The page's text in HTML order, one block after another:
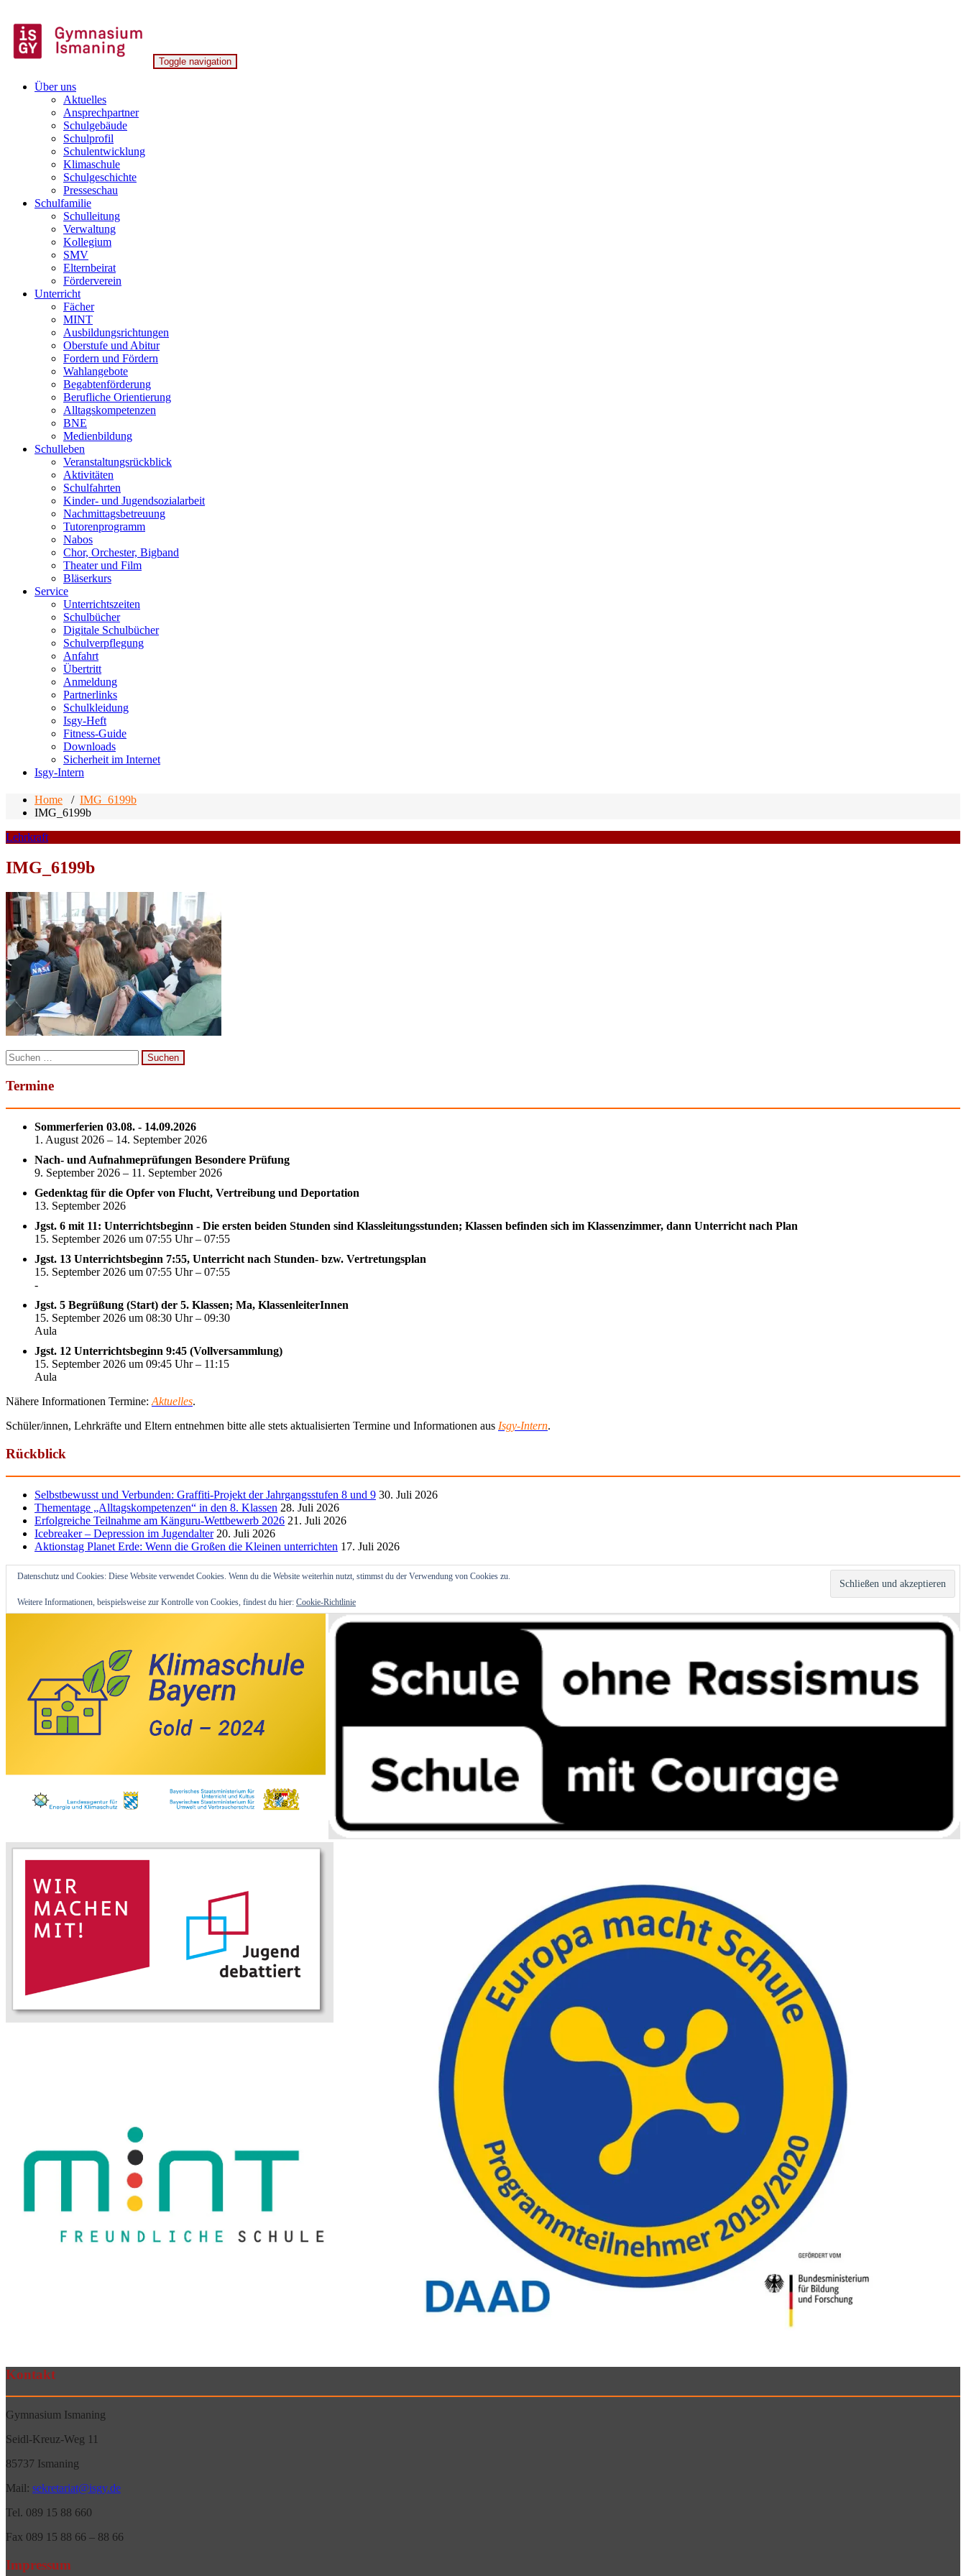
to
content
Gymnasium Ismaning
Toggle navigation
Über uns
Aktuelles
Ansprechpartner
Schulgebäude
Schulprofil
Schulentwicklung
Klimaschule
Schulgeschichte
Presseschau
Schulfamilie
Schulleitung
Verwaltung
Kollegium
SMV
Elternbeirat
Förderverein
Unterricht
Fächer
MINT
Ausbildungsrichtungen
Oberstufe und Abitur
Fordern und Fördern
Wahlangebote
Begabtenförderung
Berufliche Orientierung
Alltagskompetenzen
BNE
Medienbildung
Schulleben
Veranstaltungsrückblick
Aktivitäten
Schulfahrten
Kinder- und Jugendsozialarbeit
Nachmittagsbetreuung
Tutorenprogramm
Nabos
Chor, Orchester, Bigband
Theater und Film
Bläserkurs
Service
Unterrichtszeiten
Schulbücher
Digitale Schulbücher
Schulverpflegung
Anfahrt
Übertritt
Anmeldung
Partnerlinks
Schulkleidung
Isgy-Heft
Fitness-Guide
Downloads
Sicherheit im Internet
Isgy-Intern
Home / IMG_6199b
IMG_6199b
Lehrkraft
IMG_6199b
Suchen
nach:
Termine
Sommerferien 03.08. - 14.09.2026
1. August 2026 – 14. September 2026
Nach- und Aufnahmeprüfungen Besondere Prüfung
9. September 2026 – 11. September 2026
Gedenktag für die Opfer von Flucht, Vertreibung und Deportation
13. September 2026
Jgst. 6 mit 11: Unterrichtsbeginn - Die ersten beiden Stunden sind Klassleitungsstunden; Klassen befinden sich im Klassenzimmer, dann Unterricht nach Plan
15. September 2026 um 07:55 Uhr – 07:55
Jgst. 13 Unterrichtsbeginn 7:55, Unterricht nach Stunden- bzw. Vertretungsplan
15. September 2026 um 07:55 Uhr – 07:55
-
Jgst. 5 Begrüßung (Start) der 5. Klassen; Ma, KlassenleiterInnen
15. September 2026 um 08:30 Uhr – 09:30
Aula
Jgst. 12 Unterrichtsbeginn 9:45 (Vollversammlung)
15. September 2026 um 09:45 Uhr – 11:15
Aula
Nähere Informationen Termine: Aktuelles.
Schüler/innen, Lehrkräfte und Eltern entnehmen bitte alle stets aktualisierten Termine und Informationen aus Isgy-Intern.
Rückblick
Selbstbewusst und Verbunden: Graffiti-Projekt der Jahrgangsstufen 8 und 9 30. Juli 2026
Thementage „Alltagskompetenzen“ in den 8. Klassen 28. Juli 2026
Erfolgreiche Teilnahme am Känguru-Wettbewerb 2026 21. Juli 2026
Icebreaker – Depression im Jugendalter 20. Juli 2026
Aktionstag Planet Erde: Wenn die Großen die Kleinen unterrichten 17. Juli 2026
Datenschutz und Cookies: Diese Website verwendet Cookies. Wenn du die Website weiterhin nutzt, stimmst du der Verwendung von Cookies zu.
Weitere Informationen, beispielsweise zur Kontrolle von Cookies, findest du hier: Cookie-Richtlinie
Kontakt
Gymnasium Ismaning
Seidl-Kreuz-Weg 11
85737 Ismaning
Mail: sekretariat@isgy.de
Tel. 089 15 88 660
Fax 089 15 88 66 – 88 66
Impressum